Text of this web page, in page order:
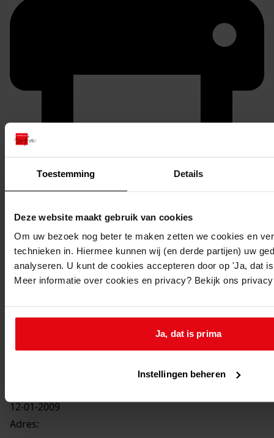
Toestemming Details
Deze website maakt gebruik van cookies
Om uw bezoek nog beter te maken zetten we cookies en
technieken in. Hiermee kunnen wij (en derde partijen) uw
analyseren. U kunt de cookies accepteren door op 'Ja, dat
Meer informatie over cookies en privacy? Bekijk ons
Ja, dat is prima
Instellingen beheren
duurzaam webadres
Inventaris
301-400
394Oprichten van een woning, 2009
Datering:
Beschrijving:
12-01-2009
Adres: